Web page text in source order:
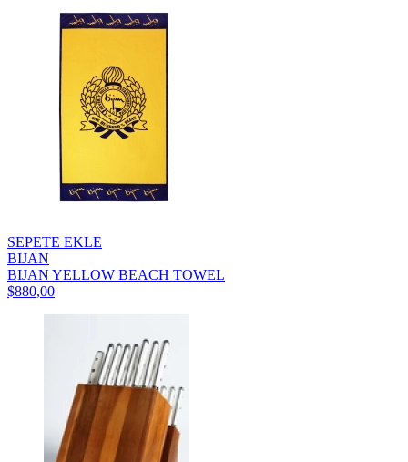
SEPETE EKLE
BIJAN
BIJAN YELLOW BEACH TOWEL
$880,00